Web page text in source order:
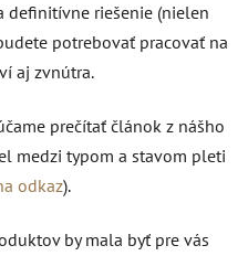
definitívne riešenie (nielen
potrebovať pracovať na
aj zvnútra.
prečítať článok z nášho
medzi typom a stavom pleti
odkaz).
by mala byť pre vás